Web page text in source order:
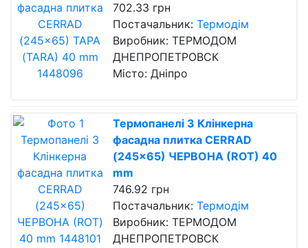
702.33 грн
Постачальник: Термодім
Виробник: ТЕРМОДОМ
ДНЕПРОПЕТРОВСК
Місто: Дніпро
Термопанелі З Клінкерна
фасадна плитка CERRAD
(245x65) ЧЕРВОНА (ROT) 40
mm
746.92 грн
Постачальник: Термодім
Виробник: ТЕРМОДОМ
ДНЕПРОПЕТРОВСК